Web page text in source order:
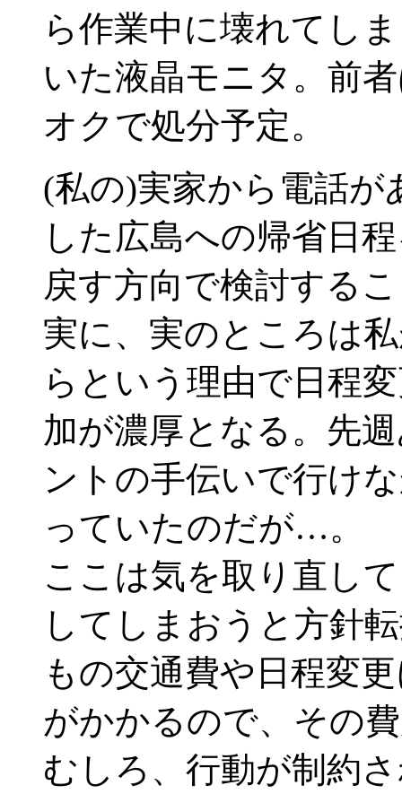
ら作業中に壊れてし
いた液晶モニタ。前
オクで処分予定。
(私の)実家から電話が
した広島への帰省日
戻す方向で検討する
実に、実のところは
らという理由で日程
加が濃厚となる。先
ントの手伝いで行け
っていたのだが…。
ここは気を取り直し
してしまおうと方針
もの交通費や日程変
がかかるので、その
むしろ、行動が制約